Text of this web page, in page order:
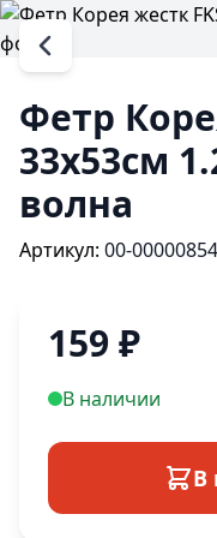
Фетр
33х53см
волна
Артикул: 00-00000854
159 ₽
В наличии
В